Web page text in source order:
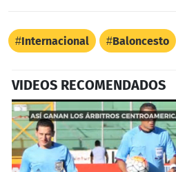
Internacional Baloncesto
VIDEOS RECOMENDADOS